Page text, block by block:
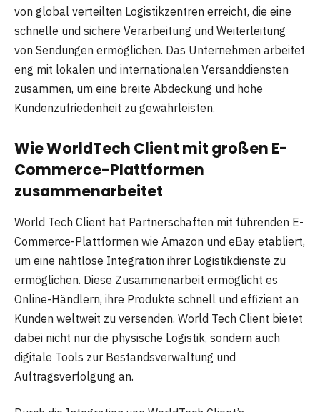
von global verteilten Logistikzentren erreicht, die eine
schnelle und sichere Verarbeitung und Weiterleitung
von Sendungen ermöglichen. Das Unternehmen arbeitet
eng mit lokalen und internationalen Versanddiensten
zusammen, um eine breite Abdeckung und hohe
Kundenzufriedenheit zu gewährleisten.
Wie WorldTech Client mit großen E-
Commerce-Plattformen
zusammenarbeitet
World Tech Client hat Partnerschaften mit führenden E-
Commerce-Plattformen wie Amazon und eBay etabliert,
um eine nahtlose Integration ihrer Logistikdienste zu
ermöglichen. Diese Zusammenarbeit ermöglicht es
Online-Händlern, ihre Produkte schnell und effizient an
Kunden weltweit zu versenden. World Tech Client bietet
dabei nicht nur die physische Logistik, sondern auch
digitale Tools zur Bestandsverwaltung und
Auftragsverfolgung an.